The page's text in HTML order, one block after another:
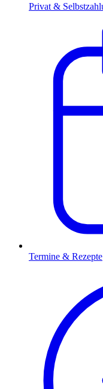
Privat &
Termine & Rezepte